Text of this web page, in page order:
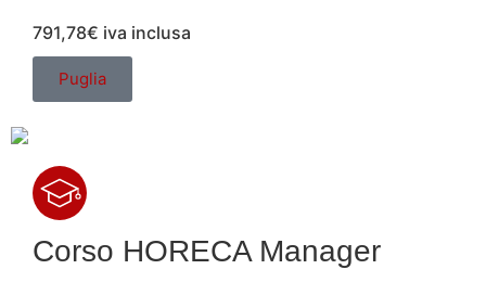
791,78€ iva inclusa
Puglia
Corso HORECA Manager